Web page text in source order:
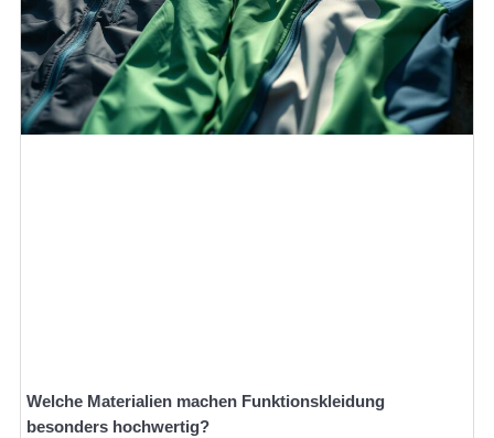
Welche Materialien machen Funktionskleidung
besonders hochwertig?